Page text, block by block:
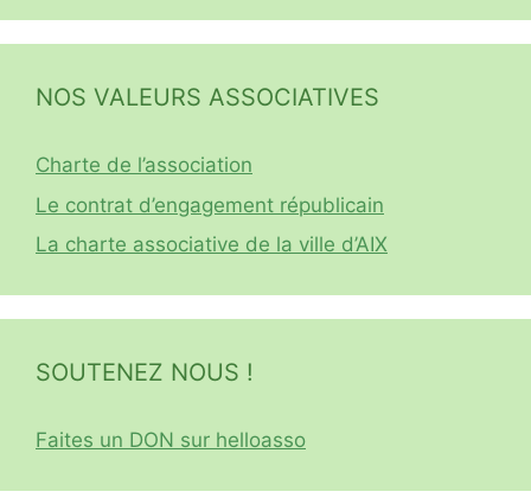
NOS VALEURS ASSOCIATIVES
Charte de l’association
Le contrat d’engagement républicain
La charte associative de la ville d’AIX
SOUTENEZ NOUS !
Faites un DON sur helloasso